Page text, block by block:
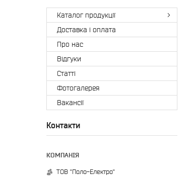
Каталог продукції
Доставка і оплата
Про нас
Відгуки
Статті
Фотогалерея
Вакансії
Контакти
ТОВ "Поло-Електро"